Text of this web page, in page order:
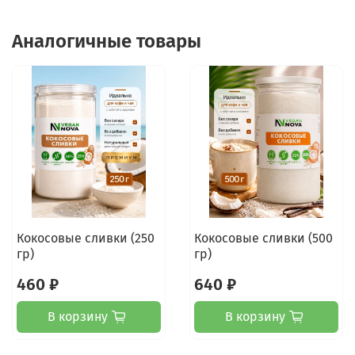
Аналогичные товары
Кокосовые сливки (250
гр)
460 ₽
В корзину
Кокосовые сливки (500
гр)
640 ₽
В корзину